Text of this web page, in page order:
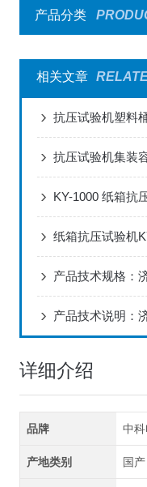
产品分类
相关文章
抗压试验机塑料
抗压试验机集装
KY-1000 纸箱抗
纸箱抗压试验机
详细介绍
品牌 中
产地类别 国产